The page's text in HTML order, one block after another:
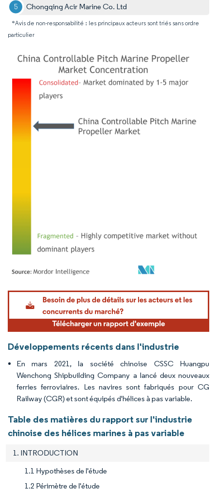
Chongqing Acir Marine Co. Ltd
*Avis de non-responsabilité : les principaux acteurs sont triés sans ordre
particulier
Image © Mordor Intelligence. La réutilisation nécessite une attribution sous CC BY
Développements récents dans l'industrie
En mars 2021, la société chinoise CSSC Huangpu
Wenchong Shipbuilding Company a lancé deux nouveaux
ferries ferroviaires. Les navires sont fabriqués pour CG
Railway (CGR) et sont équipés d'hélices à pas variable.
Table des matières du rapport sur l'industrie
chinoise des hélices marines à pas variable
1. INTRODUCTION
1.1 Hypothèses de l'étude
1.2 Périmètre de l'étude